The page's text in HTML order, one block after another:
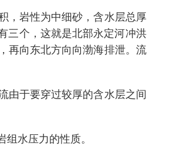
，岩性为中细砂，含水层总厚
三个，这就是北部永定河冲洪
再向东北方向向渤海排泄。流
由于要穿过较厚的含水层之间
水压力的性质。